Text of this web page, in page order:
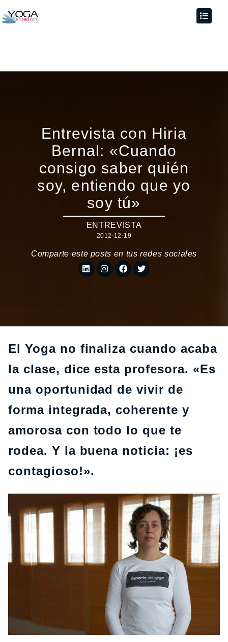
Entrevista con Hiria
Bernal: «Cuando
consigo saber quién
soy, entiendo que yo
soy tú»
ENTREVISTA
2012-12-19
Comparte este posts en tus redes sociales
El Yoga no finaliza cuando acaba
la clase, dice esta profesora. «Es
una oportunidad de vivir de
forma integrada, coherente y
amorosa con todo lo que te
rodea. Y la buena noticia: ¡es
contagioso!».